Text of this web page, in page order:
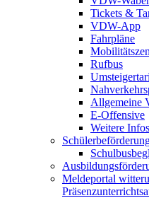
Tickets &
VDW-App
Fahrpläne
Rufbus
Allgemeine
E-Offensive
Weitere Infos
Meldeportal